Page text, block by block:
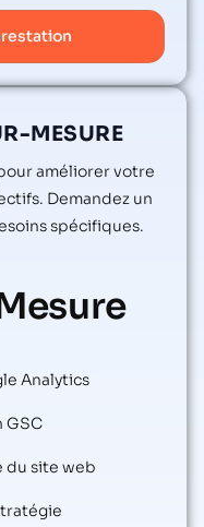
MESURE
améliorer votre
Demandez un
spécifiques.
Analytics
GSC
du site web